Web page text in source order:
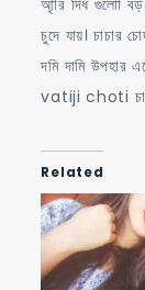
আৃার দিধ গুলাো বড়
চুদে যায়। চাচার
দমি দামি উপহার
vatiji choti চাচা
Related